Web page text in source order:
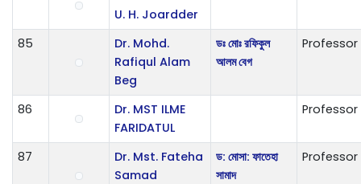
U. H. Joardder
85
Dr. Mohd.
Rafiqul Alam
Beg
ডঃ মোঃ রফিকুল
আলম বেগ
Professor
86
Dr. MST ILME
FARIDATUL
Professor
87
Dr. Mst. Fateha
Samad
ড: মোসা: ফাতেহা
সামাদ
Professor